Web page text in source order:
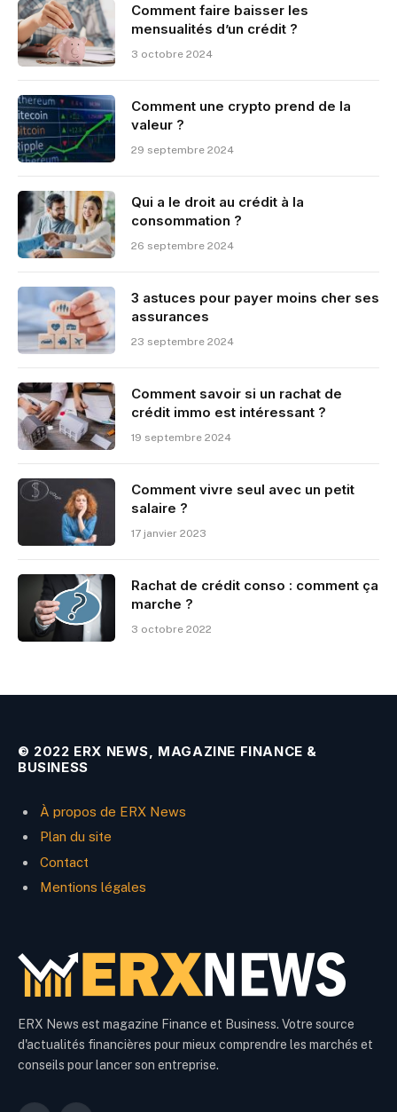
Comment faire baisser les
mensualités d’un crédit ?
3 octobre 2024
Comment une crypto prend de la
valeur ?
29 septembre 2024
Qui a le droit au crédit à la
consommation ?
26 septembre 2024
3 astuces pour payer moins cher ses
assurances
23 septembre 2024
Comment savoir si un rachat de
crédit immo est intéressant ?
19 septembre 2024
Comment vivre seul avec un petit
salaire ?
17 janvier 2023
Rachat de crédit conso : comment ça
marche ?
3 octobre 2022
© 2022 ERX NEWS, MAGAZINE FINANCE &
BUSINESS
À propos de ERX News
Plan du site
Contact
Mentions légales
ERX News est magazine Finance et Business. Votre source
d'actualités financières pour mieux comprendre les marchés et
conseils pour lancer son entreprise.